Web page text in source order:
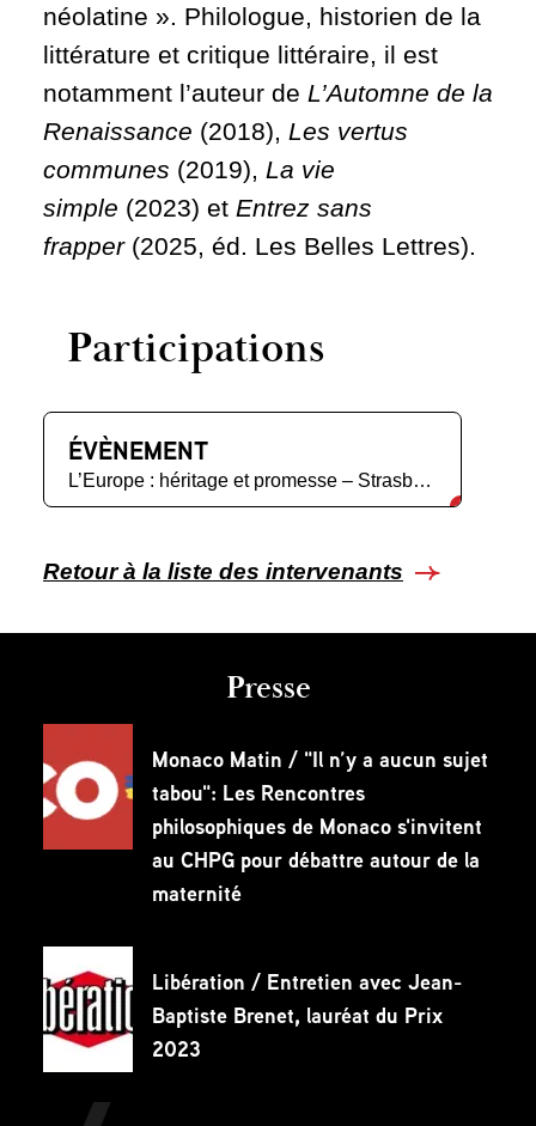
néolatine ». Philologue, historien de la
littérature et critique littéraire, il est
notamment l’auteur de L’Automne de la
Renaissance (2018), Les vertus
communes (2019), La vie
simple (2023) et Entrez sans
frapper(2025, éd. Les Belles Lettres).
Participations
ÉVÈNEMENT
L’Europe : héritage et promesse – Strasbourg
Retour à la liste des intervenants
Presse
Monaco Matin / "Il n’y a aucun sujet
tabou": Les Rencontres
philosophiques de Monaco s'invitent
au CHPG pour débattre autour de la
maternité
Libération / Entretien avec Jean-
Baptiste Brenet, lauréat du Prix
2023